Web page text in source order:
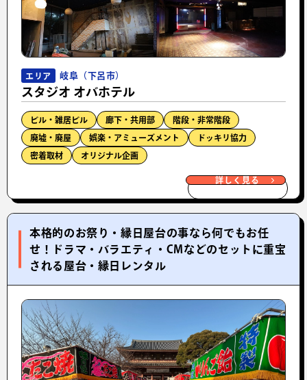
エリア 岐阜（下呂市）
スタジオ オバホテル
ビル・雑居ビル 廊下・共用部 階段・非常階段
廃墟・廃屋 娯楽・アミューズメント ドッキリ協力
密着取材 オリジナル企画
詳しく見る
本格的のお祭り・縁日屋台の事なら何でもお任
せ！ドラマ・バラエティ・CMなどのセットに重宝
される屋台・縁日レンタル